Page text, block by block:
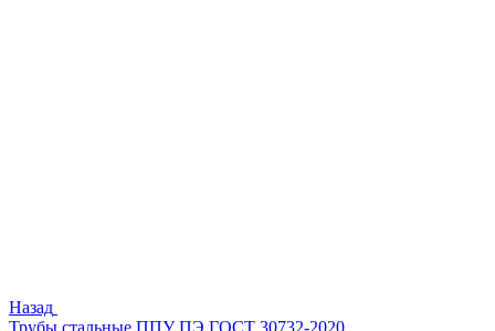
Назад
Трубы стальные ППУ ПЭ ГОСТ 30732-2020